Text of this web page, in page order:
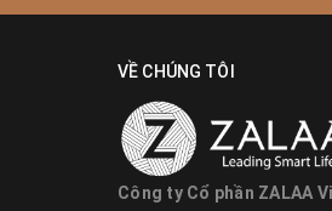
- Chip CREE: M12 =
- Tuổi thọ: 50000h,
- Góc chiếu: 10° 15° 30°
- Ánh sáng màu
VỀ CHÚNG TÔI
Công ty Cổ phần ZALAA